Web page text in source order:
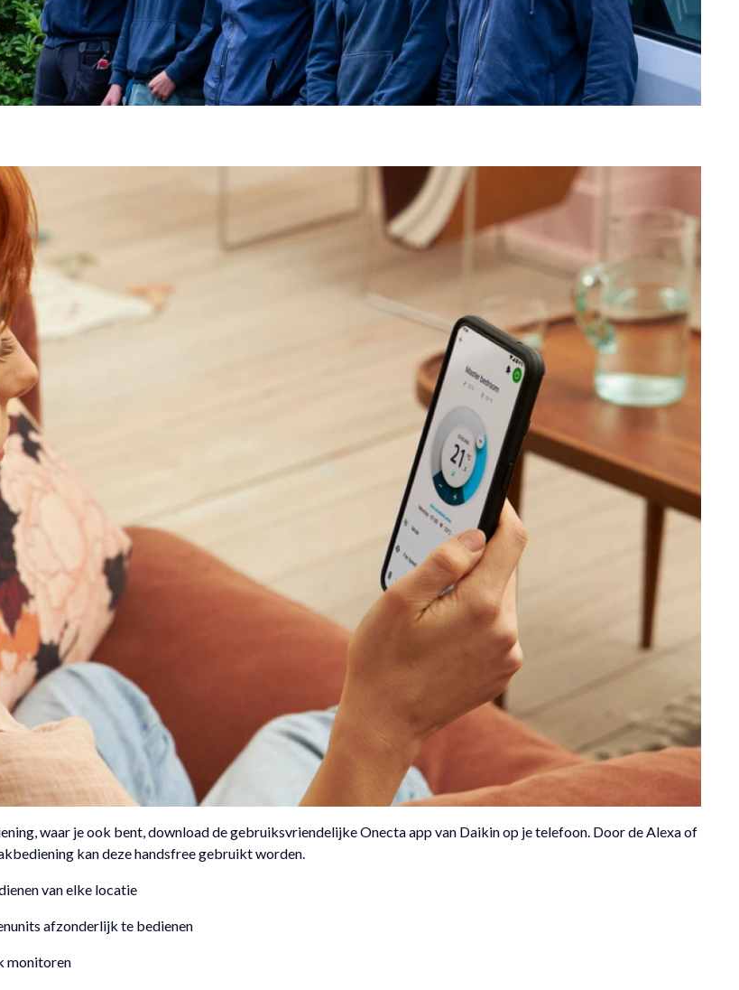
waar je ook bent, download de gebruiksvriendelijke Onecta app van Daikin op je telefoon. Door de Alexa of
kan deze handsfree gebruikt worden.
van elke locatie
afzonderlijk te bedienen
monitoren